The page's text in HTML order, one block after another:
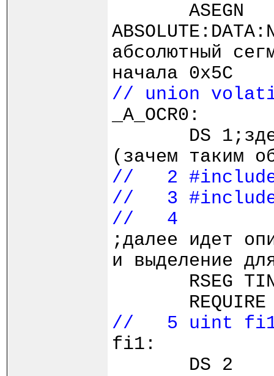
ASEGN
абсолютный
начала 0x5C
// union
_A_OCR0:
DS 1;здесь
(зачем таким
// 2
// 3
// 4
;далее идет
и выделение
RSEG
REQUIRE
// 5 uint
fi1:
DS 2